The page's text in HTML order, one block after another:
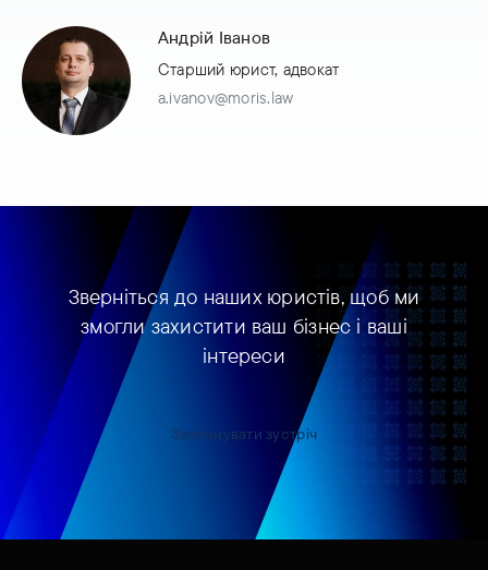
Андрій Іванов
Старший юрист, адвокат
a.ivanov@moris.law
Зверніться до наших юристів, щоб ми
змогли захистити ваш бізнес і ваші
інтереси
Запланувати зустріч